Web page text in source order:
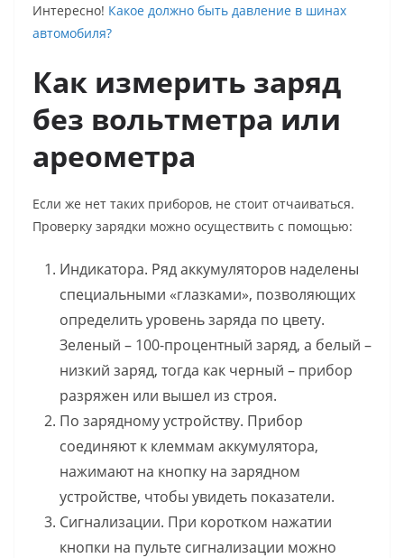
Интересно! Какое должно быть давление в шинах
автомобиля?
Как измерить заряд
без вольтметра или
ареометра
Если же нет таких приборов, не стоит отчаиваться.
Проверку зарядки можно осуществить с помощью:
Индикатора. Ряд аккумуляторов наделены
специальными «глазками», позволяющих
определить уровень заряда по цвету.
Зеленый – 100-процентный заряд, а белый –
низкий заряд, тогда как черный – прибор
разряжен или вышел из строя.
По зарядному устройству. Прибор
соединяют к клеммам аккумулятора,
нажимают на кнопку на зарядном
устройстве, чтобы увидеть показатели.
Сигнализации. При коротком нажатии
кнопки на пульте сигнализации можно